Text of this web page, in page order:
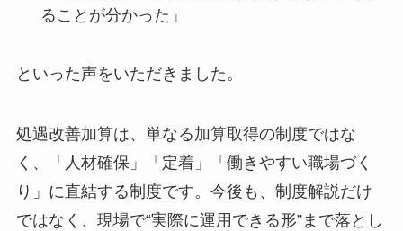
ることが分かった」
といった声をいただきました。
処遇改善加算は、単なる加算取得の制度ではな
く、「人材確保」「定着」「働きやすい職場づく
り」に直結する制度です。今後も、制度解説だけ
ではなく、現場で“実際に運用できる形”まで落とし